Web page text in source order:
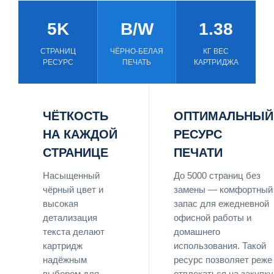
5K
СТРАНИЦ
РЕСУРС
B/W
ЧЁРНО-БЕЛАЯ
ПЕЧАТЬ
1.38
КГ ВЕС
КАРТРИДЖА
ЧЁТКОСТЬ
НА КАЖДОЙ
СТРАНИЦЕ
Насыщенный
чёрный цвет и
высокая
детализация
текста делают
картридж
надёжным
ОПТИМАЛЬНЫЙ
РЕСУРС
ПЕЧАТИ
До 5000 страниц без
замены — комфортный
запас для ежедневной
офисной работы и
домашнего
использования. Такой
ресурс позволяет реже